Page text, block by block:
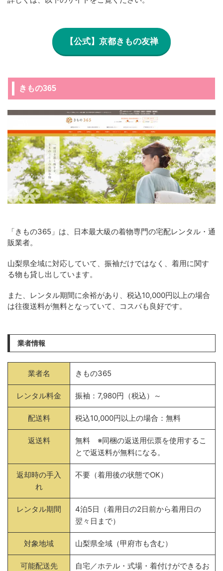
【公式】京都きもの友禅
きもの365
「きもの365」は、日本最大級の着物専門の宅配レンタル・通
販業者。
山梨県全域に対応していて、振袖だけではなく、着用に関す
る物も貸し出しています。
また、レンタル期間に余裕があり、税込10,000円以上の場合
は往復送料が無料となっていて、コスパも良好です。
業者情報
業者名 きもの365
レンタル料金 振袖：7,980円（税込）～
配送料 税込10,000円以上の場合：無料
返送料
無料 ※同梱の返送用伝票を使用するこ
とで返送料が無料になる。
返却時の手入
れ
不要（着用後の状態でOK）
レンタル期間
4泊5日（着用日の2日前から着用日の
翌々日まで）
対象地域 山梨県全域（甲府市も含む）
可能配送先
自宅／ホテル・式場・着付けができるお